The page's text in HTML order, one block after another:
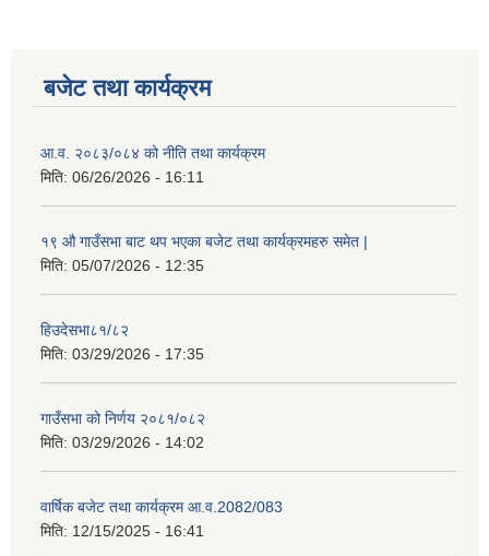
बजेट तथा कार्यक्रम
आ.व. २०८३/०८४ को नीति तथा कार्यक्रम
मिति: 06/26/2026 - 16:11
१९ औ गाउँसभा बाट थप भएका बजेट तथा कार्यक्रमहरु समेत |
मिति: 05/07/2026 - 12:35
हिउदेसभा८१/८२
मिति: 03/29/2026 - 17:35
गाउँसभा को निर्णय २०८१/०८२
मिति: 03/29/2026 - 14:02
वार्षिक बजेट तथा कार्यक्रम आ.व.2082/083
मिति: 12/15/2025 - 16:41